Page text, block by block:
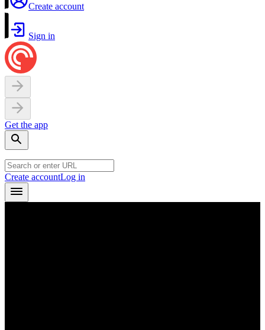
Create account
Sign in
Get the app
Create accountLog in